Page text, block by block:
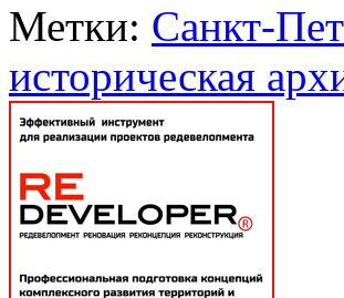
Метки: Санкт-
историческая